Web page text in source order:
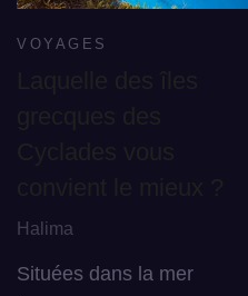
VOYAGES
Halima
Situées dans la mer